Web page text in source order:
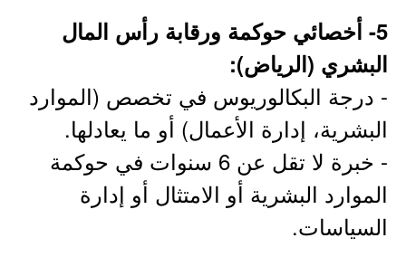
5- أخصائي حوكمة ورقابة رأس المال
البشري (الرياض):
- درجة البكالوريوس في تخصص (الموارد
البشرية، إدارة الأعمال) أو ما يعادلها.
- خبرة لا تقل عن 6 سنوات في حوكمة
الموارد البشرية أو الامتثال أو إدارة
السياسات.